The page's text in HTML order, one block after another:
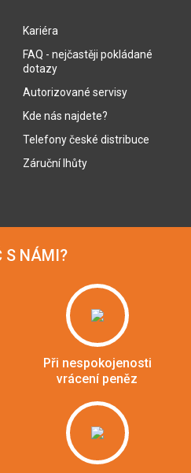
Kariéra
FAQ - nejčastěji pokládané
dotazy
Autorizované servisy
Kde nás najdete?
Telefony české distribuce
Záruční lhůty
S NÁMI?
Při nespokojenosti
vrácení peněz